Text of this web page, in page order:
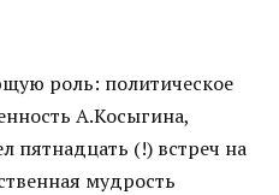
роль: политическое
А.Косыгина,
пятнадцать (!) встреч на
мудрость